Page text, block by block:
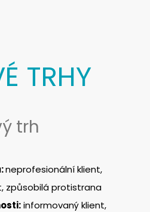
TRHY
trh
neprofesionální klient,
způsobilá protistrana
informovaný klient,